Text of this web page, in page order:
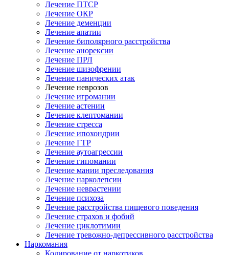
Лечение ПТСР
Лечение ОКР
Лечение деменции
Лечение апатии
Лечение биполярного расстройства
Лечение анорексии
Лечение ПРЛ
Лечение шизофрении
Лечение панических атак
Лечение неврозов
Лечение игромании
Лечение астении
Лечение клептомании
Лечение стресса
Лечение ипохондрии
Лечение ГТР
Лечение аутоагрессии
Лечение гипомании
Лечение мании преследования
Лечение нарколепсии
Лечение неврастении
Лечение психоза
Лечение расстройства пищевого поведения
Лечение страхов и фобий
Лечение циклотимии
Лечение тревожно-депрессивного расстройства
Наркомания
Кодирование от наркотиков